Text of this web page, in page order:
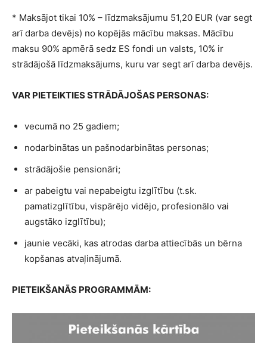
* Maksājot tikai 10% – līdzmaksājumu 51,20 EUR (var segt
arī darba devējs) no kopējās mācību maksas. Mācību
maksu 90% apmērā sedz ES fondi un valsts, 10% ir
strādājošā līdzmaksājums, kuru var segt arī darba devējs.
VAR PIETEIKTIES STRĀDĀJOŠAS PERSONAS:
vecumā no 25 gadiem;
nodarbinātas un pašnodarbinātas personas;
strādājošie pensionāri;
ar pabeigtu vai nepabeigtu izglītību (t.sk.
pamatizglītību, vispārējo vidējo, profesionālo vai
augstāko izglītību);
jaunie vecāki, kas atrodas darba attiecībās un bērna
kopšanas atvaļinājumā.
PIETEIKŠANĀS PROGRAMMĀM: